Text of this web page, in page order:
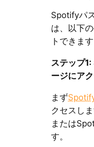
Spotifyパ
は、以下
トできます
ステップ
ージにア
まず
クセスし
または
す。